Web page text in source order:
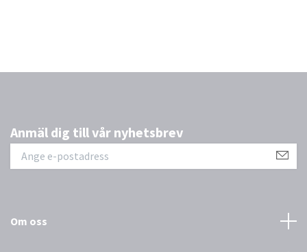
Anmäl dig till vår nyhetsbrev
Om oss